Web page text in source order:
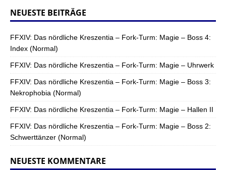
NEUESTE BEITRÄGE
FFXIV: Das nördliche Kreszentia – Fork-Turm: Magie – Boss 4:
Index (Normal)
FFXIV: Das nördliche Kreszentia – Fork-Turm: Magie – Uhrwerk
FFXIV: Das nördliche Kreszentia – Fork-Turm: Magie – Boss 3:
Nekrophobia (Normal)
FFXIV: Das nördliche Kreszentia – Fork-Turm: Magie – Hallen II
FFXIV: Das nördliche Kreszentia – Fork-Turm: Magie – Boss 2:
Schwerttänzer (Normal)
NEUESTE KOMMENTARE